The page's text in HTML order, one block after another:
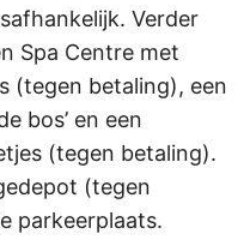
Verder
Spa Centre met
(tegen betaling), een
bos’ en een
(tegen betaling).
(tegen
parkeerplaats.